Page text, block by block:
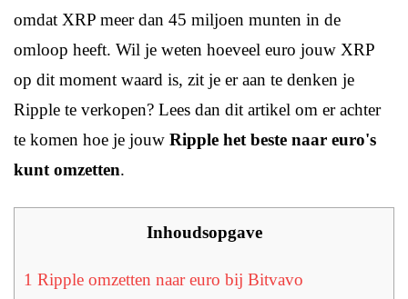
omdat XRP meer dan 45 miljoen munten in de
omloop heeft. Wil je weten hoeveel euro jouw XRP
op dit moment waard is, zit je er aan te denken je
Ripple te verkopen? Lees dan dit artikel om er achter
te komen hoe je jouw Ripple het beste naar euro's
kunt omzetten.
Inhoudsopgave
1 Ripple omzetten naar euro bij Bitvavo